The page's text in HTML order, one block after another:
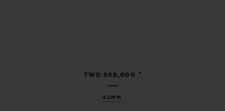
42MM
TWD 888,000 •